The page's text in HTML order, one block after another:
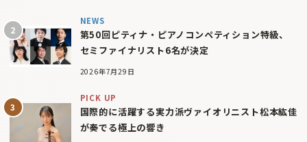
NEWS
第50回ピティナ・ピアノコンペティション特級、
セミファイナリスト6名が決定
2026年7月29日
PICK UP
国際的に活躍する実力派ヴァイオリニスト松本紘佳
が奏でる極上の響き